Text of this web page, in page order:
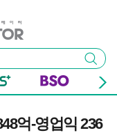
검색
억-영업익 236